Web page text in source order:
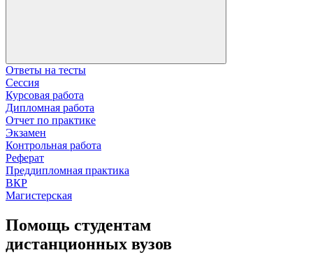
Ответы на тесты
Сессия
Курсовая работа
Дипломная работа
Отчет по практике
Экзамен
Контрольная работа
Реферат
Преддипломная практика
ВКР
Магистерская
Помощь студентам
дистанционных вузов